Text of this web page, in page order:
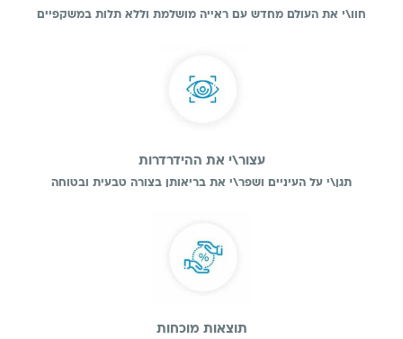
חוו\י את העולם מחדש עם ראייה מושלמת וללא תלות במשקפיים
עצור\י את ההידרדרות
תגן\י על העיניים ושפר\י את בריאותן בצורה טבעית ובטוחה
תוצאות מוכחות